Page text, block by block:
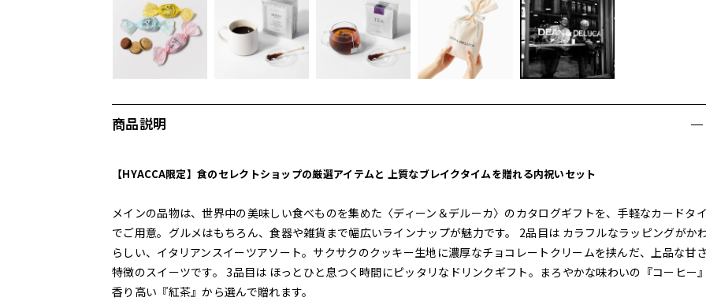
商品説明
【HYACCA限定】食のセレクトショップの厳選アイテムと 上質なブレイクタイムを贈れる内祝いセット
メインの品物は、世界中の美味しい食べものを集めた〈ディーン＆デルーカ〉のカタログギフトを、手軽なカードタ
でご用意。グルメはもちろん、食器や雑貨まで幅広いラインナップが魅力です。 2品目は カラフルなラッピングがか
らしい、イタリアンスイーツアソート。サクサクのクッキー生地に濃厚なチョコレートクリームを挟んだ、上品な甘
特徴のスイーツです。 3品目は ほっとひと息つく時間にピッタリなドリンクギフト。まろやかな味わいの『コーヒー
香り高い『紅茶』から選んで贈れます。